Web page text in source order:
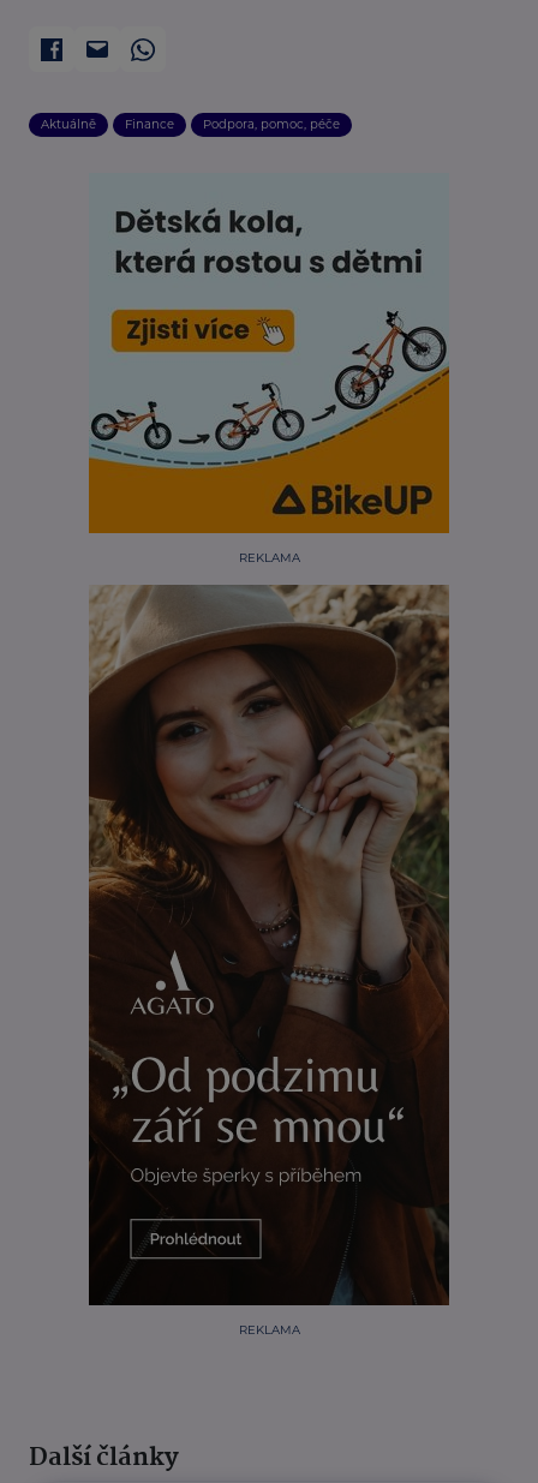
Aktuálně Finance Podpora, pomoc, péče
REKLAMA
REKLAMA
Další články